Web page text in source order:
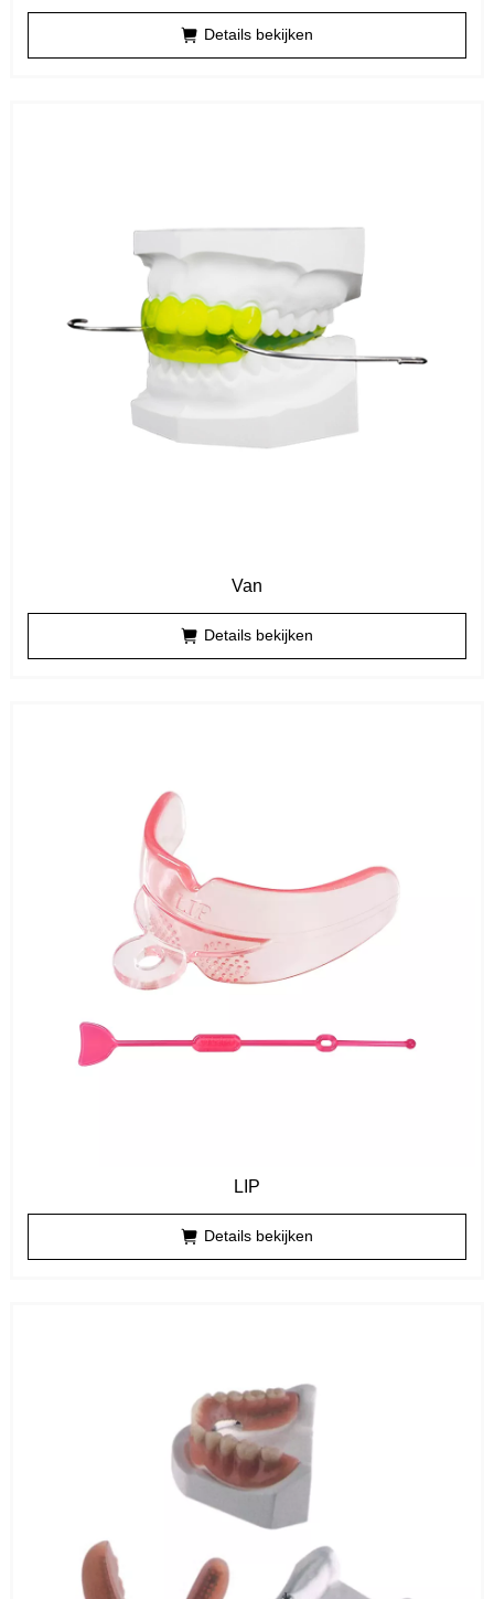
Details bekijken
Van
Details bekijken
LIP
Details bekijken